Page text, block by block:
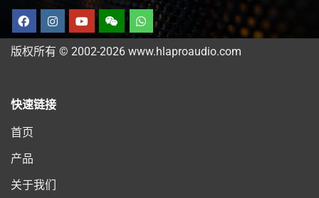
版权所有 © 2002-2026 www.hlaproaudio.com
快速链接
首页
产品
关于我们